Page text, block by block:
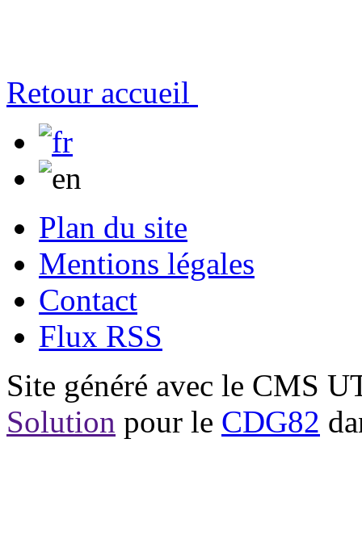
Retour accueil
Plan du site
Mentions légales
Contact
Flux RSS
Site généré avec le CMS
Solution pour le CDG82